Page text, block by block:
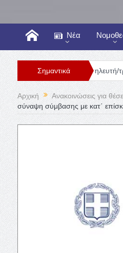
Νέα
Σημαντικά
Θέση Νοσηλευτή/τριας στον
Αρχική Ανακοινώσεις για
σύναψη σύμβασης με κατ΄